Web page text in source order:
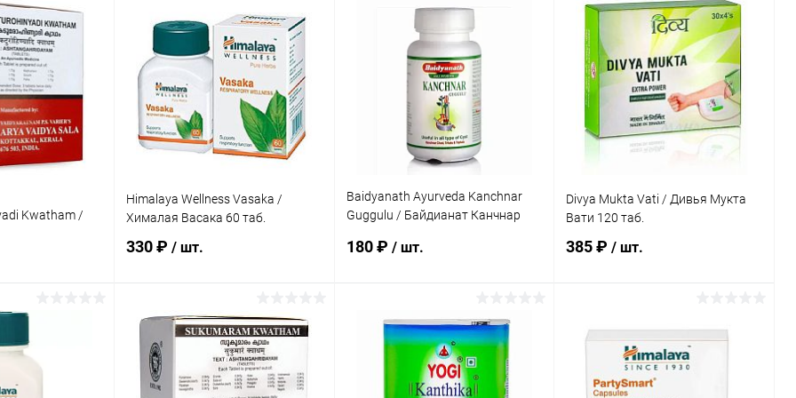
Сравнение
Под заказ
Купить в 1 клик Сравнение
В избранное Под заказ
В корзину
Купить в 1 клик Сравнение
В избранное Под заказ
В корзину
Купить в 1 клик Сравнение
В избранное Под заказ
Kwatham /
Сравнение
Himalaya Wellness Vasaka /
Хималая Васака 60 таб.
330 ₽ / шт.
В корзину
Купить в 1 клик Сравнение
Baidyanath Ayurveda Kanchnar
Guggulu / Байдианат Канчнар
180 ₽ / шт.
В корзину
Купить в 1 клик Сравнение
Divya Mukta Vati / Дивья Мукта
Вати 120 таб.
385 ₽/ шт.
Купить в 1 клик